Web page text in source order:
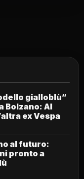
gialloblù”
Bolzano: Al
ex Vespa
al futuro:
pronto a